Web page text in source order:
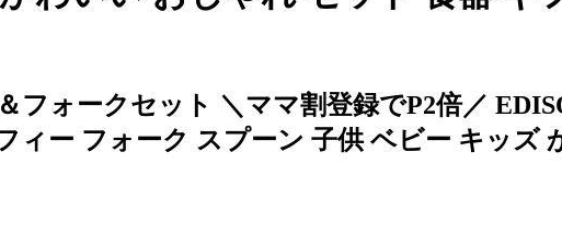
ォークセット ＼ママ割登録でP2倍／
ィー フォーク スプーン 子供 ベビー キッズ